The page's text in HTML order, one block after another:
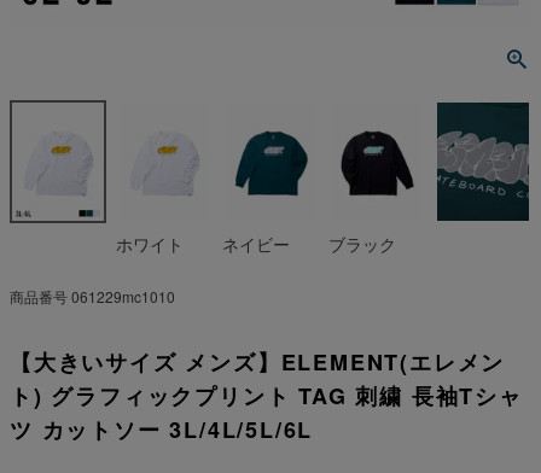
ホワイト ネイビー ブラック
商品番号061229mc1010
【大きいサイズ メンズ】ELEMENT(エレメン
ト) グラフィックプリント TAG 刺繍 長袖Tシャ
ツ カットソー 3L/4L/5L/6L